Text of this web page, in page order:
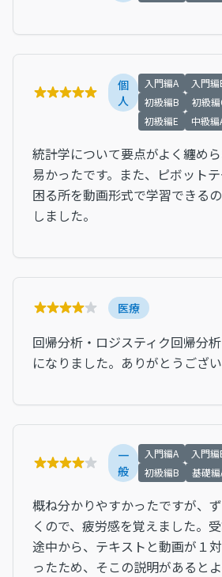
個
人
入門編A 入門編
初級編B
初級編
初級編E
中級編
統計学について要点がよく纏め
易かったです。また、ピボット
困る所を動画形式で学習できる
しました。
医療
回帰分析・ロジスティク回帰分
になりました。ありがとうござい
一
般
入門編A 入門編
初級編B
基礎編
概ね分かりやすかったですが、
くので、疲労感を覚えました。受
途中から、テキストと動画が１
ったため、そこの説明があるとよ